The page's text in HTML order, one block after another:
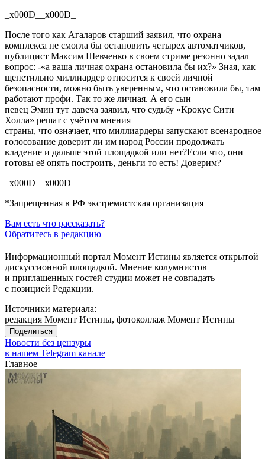
_x000D__x000D_
После того как Агаларов старший заявил, что охрана
комплекса не смогла бы остановить четырех автоматчиков,
публицист Максим Шевченко в своем стриме резонно задал
вопрос: -«а ваша личная охрана остановила бы их?» Зная, как
щепетильно миллиардер относится к своей личной
безопасности, можно быть уверенным, что остановила бы, там
работают профи. Так то же личная. А его сын —
певец Эмин тут давеча заявил, что судьбу «Крокус Сити
Холла» решат с учётом мнения
страны, что означает, что миллиардеры запускают всенародное
голосование доверит ли им народ России продолжать
владение и дальше этой площадкой или нет?Если что, они
готовы её опять построить, деньги то есть! Доверим?
_x000D__x000D_
*Запрещенная в РФ экстремистская организация
Вам есть что рассказать?
Обратитесь в редакцию
Информационный портал Момент Истины является открытой
дискуссионной площадкой. Мнение колумнистов
и приглашенных гостей студии может не совпадать
с позицией Редакции.
Источники материала:
редакция Момент Истины, фотоколлаж Момент Истины
Поделиться
Новости без цензуры
в нашем Telegram канале
Главное